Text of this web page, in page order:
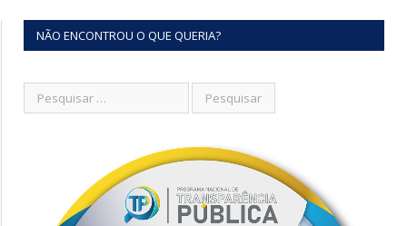
NÃO ENCONTROU O QUE QUERIA?